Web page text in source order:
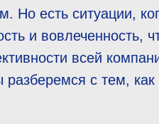
Но есть ситуации,
и вовлеченность,
всей
разберемся с тем,